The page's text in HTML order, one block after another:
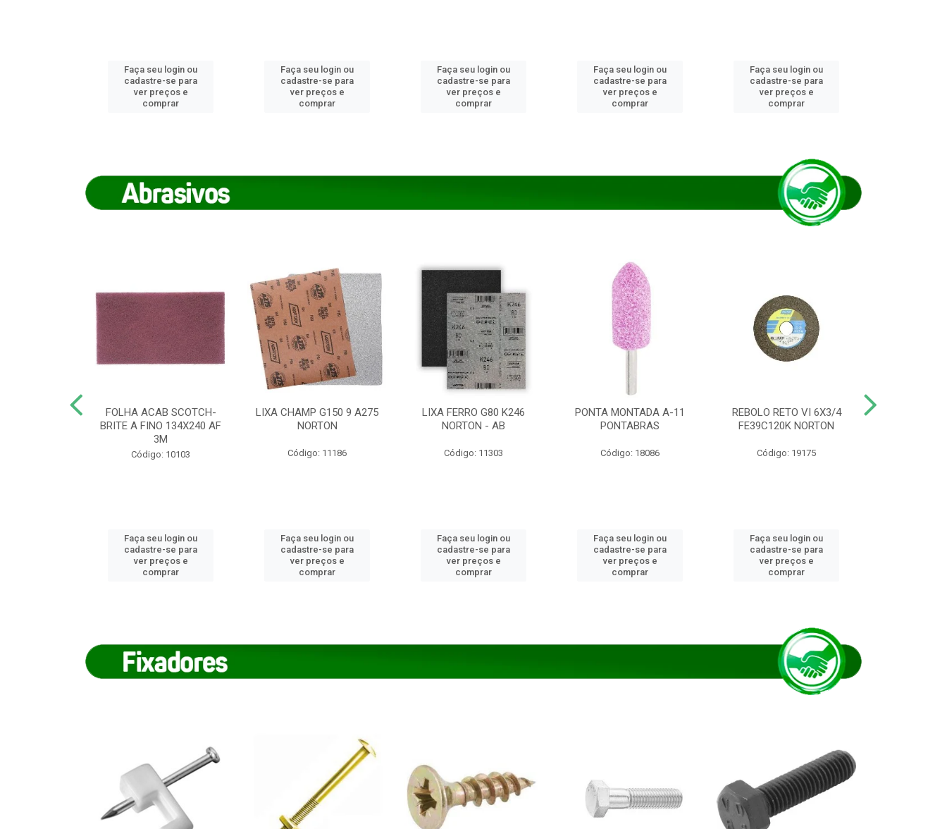
Faça seu login ou
cadastre-se para
ver preços e
comprar
Faça seu login ou
cadastre-se para
ver preços e
comprar
Faça seu login ou
cadastre-se para
ver preços e
comprar
Faça seu login ou
cadastre-se para
ver preços e
comprar
Faça seu login ou
cadastre-se para
ver preços e
comprar
FOLHA ACAB SCOTCH-
BRITE A FINO 134X240 AF
3M
Código: 10103
Faça seu login ou
cadastre-se para
ver preços e
comprar
LIXA CHAMP G150 9 A275
NORTON
Código: 11186
Faça seu login ou
cadastre-se para
ver preços e
comprar
LIXA FERRO G80 K246
NORTON - AB
Código: 11303
Faça seu login ou
cadastre-se para
ver preços e
comprar
PONTA MONTADA A-11
PONTABRAS
Código: 18086
Faça seu login ou
cadastre-se para
ver preços e
comprar
REBOLO RETO VI 6X3/4
FE39C120K NORTON
Código: 19175
Faça seu login ou
cadastre-se para
ver preços e
comprar